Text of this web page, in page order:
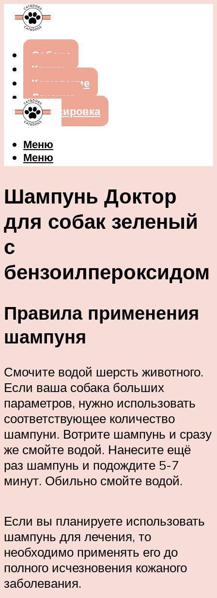
Собаки
Кошки
Кормление
Лечение
Дрессировка
Меню
Меню
Шампунь Доктор
для собак зеленый
с
бензоилпероксидом
Правила применения
шампуня
Смочите водой шерсть животного.
Если ваша собака больших
параметров, нужно использовать
соответствующее количество
шампуни. Вотрите шампунь и сразу
же смойте водой. Нанесите ещё
раз шампунь и подождите 5-7
минут. Обильно смойте водой.
Если вы планируете использовать
шампунь для лечения, то
необходимо применять его до
полного исчезновения кожаного
заболевания.